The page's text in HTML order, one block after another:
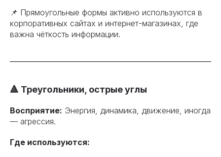
📌 Прямоугольные формы активно используются в
корпоративных сайтах и интернет-магазинах, где
важна чёткость информации.
🔺 Треугольники, острые углы
Восприятие: Энергия, динамика, движение, иногда
— агрессия.
Где используются: